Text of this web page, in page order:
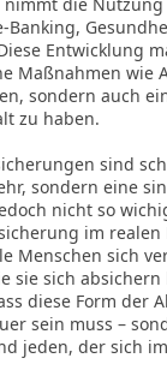
Banking,
Entwicklung
Maßnahmen wie
sondern auch
zu haben.
sind
sondern eine
nicht so
im realen
Menschen sich
sie sich
diese Form der
sein muss –
jeden, der sich